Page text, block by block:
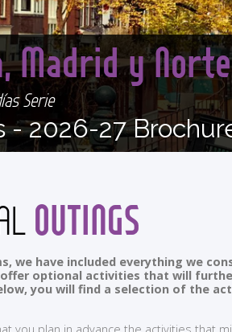
Madrid y
Serie
-2026-27
OUTINGS
we have included everything we
optional activities that will
you will find a selection of the